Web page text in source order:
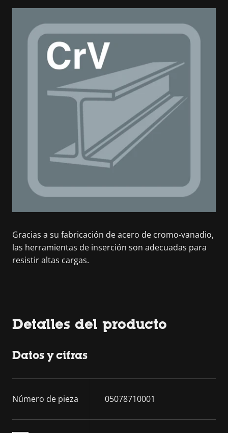
Gracias a su fabricación de acero de cromo-vanadio,
las herramientas de inserción son adecuadas para
resistir altas cargas.
Detalles del producto
Datos y cifras
Número de pieza 05078710001